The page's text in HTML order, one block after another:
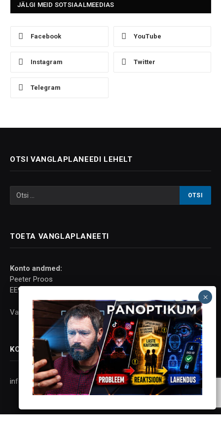
JÄLGI MEID SOTSIAALMEEDIAS
Facebook YouTube
Instagram Twitter
Telegram
OTSI VANGLAPLANEEDI LEHELT
TOETA VANGLAPLANEETI
Konto andmed:
Peeter Proos
EE937700771001063744
Vaata lisaks
KONTAKT
info@vanglaplaneet.ee